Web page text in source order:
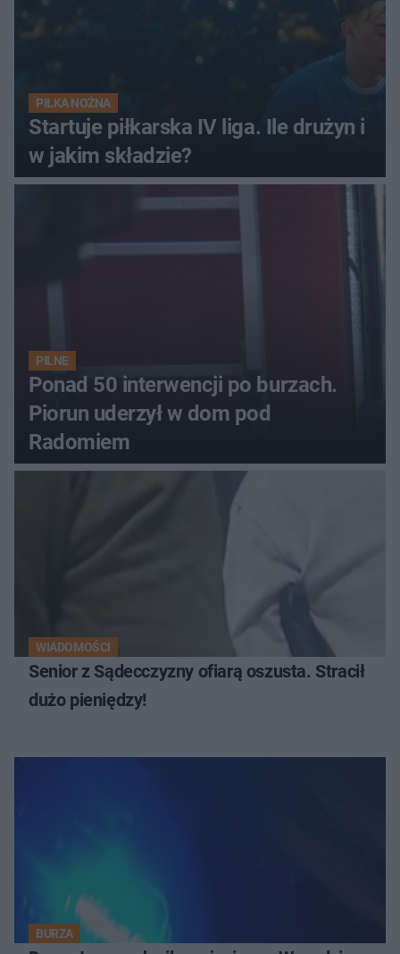
PIŁKA NOŻNA
Startuje piłkarska IV liga. Ile drużyn i
w jakim składzie?
PILNE
Ponad 50 interwencji po burzach.
Piorun uderzył w dom pod
Radomiem
WIADOMOŚCI
Senior z Sądecczyzny ofiarą oszusta. Stracił
dużo pieniędzy!
BURZA